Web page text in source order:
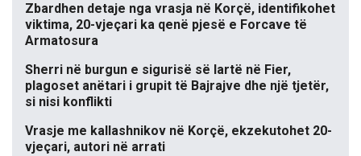
Zbardhen detaje nga vrasja në Korçë, identifikohet
viktima, 20-vjeçari ka qenë pjesë e Forcave të
Armatosura
Sherri në burgun e sigurisë së lartë në Fier,
plagoset anëtari i grupit të Bajrajve dhe një tjetër,
si nisi konflikti
Vrasje me kallashnikov në Korçë, ekzekutohet 20-
vjeçari, autori në arrati